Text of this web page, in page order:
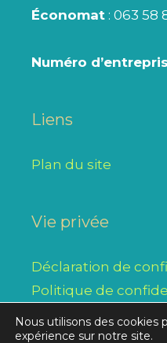
Économat : 063 58
Numéro
Liens
Plan du site
Vie privée
Déclaration de
Politique de
Nous utilisons des cookies
expérience sur notre site.